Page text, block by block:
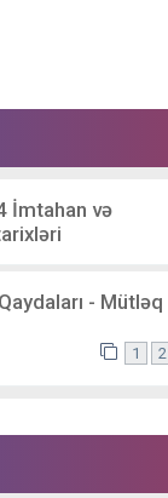
İmtahan və
- Mütləq
1 2